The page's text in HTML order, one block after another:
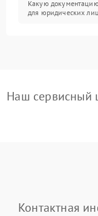
Какую
для юридических
Наш сервисный
Контактная